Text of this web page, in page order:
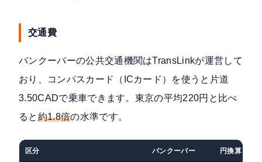
交通費
バンクーバーの公共交通機関はTransLinkが運営して
おり、コンパスカード（ICカード）を使うと片道
3.50CADで乗車できます。東京の平均220円と比べ
ると 約1.8倍の水準です。
区分 バンクーバー 円換算